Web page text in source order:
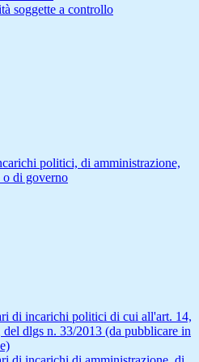
soggette a controllo
politici, di amministrazione,
di governo
di incarichi politici di cui all'art. 14,
del dlgs n. 33/2013 (da pubblicare in